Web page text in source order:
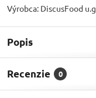
Výrobca: DiscusFood u.g
Popis
Recenzie 0